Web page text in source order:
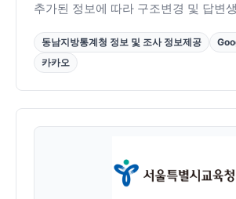
추가된 정보에 따라 구조변경 및 답변
동남지방통계청 정보 및 조사 정보제공
카카오